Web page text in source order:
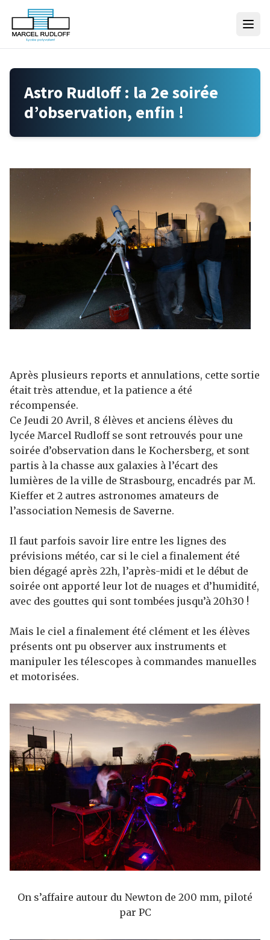
Skip to content
Astro Rudloff : la 2e soirée
d’observation, enfin !
Après plusieurs reports et annulations, cette sortie
était très attendue, et la patience a été
récompensée.
Ce Jeudi 20 Avril, 8 élèves et anciens élèves du
lycée Marcel Rudloff se sont retrouvés pour une
soirée d’observation dans le Kochersberg, et sont
partis à la chasse aux galaxies à l’écart des
lumières de la ville de Strasbourg, encadrés par M.
Kieffer et 2 autres astronomes amateurs de
l’association Nemesis de Saverne.
Il faut parfois savoir lire entre les lignes des
prévisions météo, car si le ciel a finalement été
bien dégagé après 22h, l’après-midi et le début de
soirée ont apporté leur lot de nuages et d’humidité,
avec des gouttes qui sont tombées jusqu’à 20h30 !
Mais le ciel a finalement été clément et les élèves
présents ont pu observer aux instruments et
manipuler les télescopes à commandes manuelles
et motorisées.
On s’affaire autour du Newton de 200 mm, piloté
par PC